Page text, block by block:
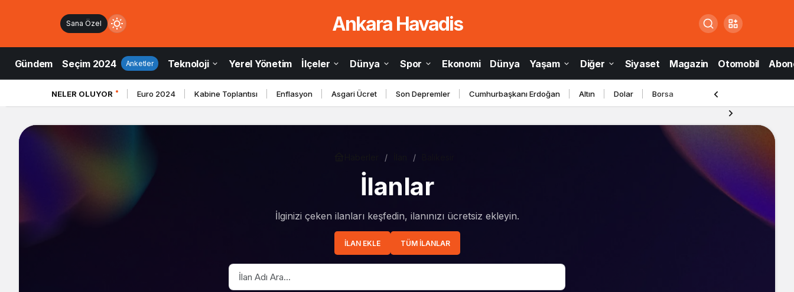
Sana Özel
Mod
Modu
Ankara Havadis
Balıkesir
Gündem Seçim 2024 Anketler Teknoloji Yerel Yönetim İlçeler Dünya Spor Ekonomi Dünya Yaşam Diğer Siyaset Magazin Otomobil
NELER OLUYOR Euro 2024 Kabine Toplantısı Enflasyon Asgari Ücret Son Depremler Cumhurbaşkanı Erdoğan Altın Dolar Borsa
İlanlar
İlginizi çeken ilanları keşfedin, ilanınızı ücretsiz ekleyin.
İLAN EKLE TÜM İLANLAR